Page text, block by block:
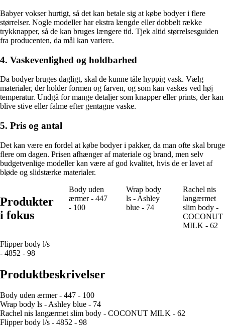
Babyer vokser hurtigt, så det kan betale sig at købe bodyer i flere
størrelser. Nogle modeller har ekstra længde eller dobbelt række
trykknapper, så de kan bruges længere tid. Tjek altid størrelsesguiden
fra producenten, da mål kan variere.
4. Vaskevenlighed og holdbarhed
Da bodyer bruges dagligt, skal de kunne tåle hyppig vask. Vælg
materialer, der holder formen og farven, og som kan vaskes ved høj
temperatur. Undgå for mange detaljer som knapper eller prints, der kan
blive stive eller falme efter gentagne vaske.
5. Pris og antal
Det kan være en fordel at købe bodyer i pakker, da man ofte skal bruge
flere om dagen. Prisen afhænger af materiale og brand, men selv
budgetvenlige modeller kan være af god kvalitet, hvis de er lavet af
bløde og slidstærke materialer.
Produkter
i fokus
Body uden
ærmer - 447
- 100
Wrap body
ls - Ashley
blue - 74
Rachel nis
langærmet
slim body -
COCONUT
MILK - 62
Flipper body l/s
- 4852 - 98
Produktbeskrivelser
Body uden ærmer - 447 - 100
Wrap body ls - Ashley blue - 74
Rachel nis langærmet slim body - COCONUT MILK - 62
Flipper body l/s - 4852 - 98